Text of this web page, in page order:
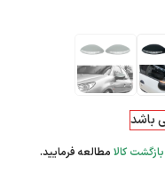
باشد
کالا مطالعه فرمایید.